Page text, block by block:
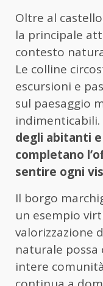
Oltre al
la principale
contesto
Le colline
escursioni e
sul paesaggio
indimenticabili.
degli abitanti
completano
sentire ogni
Il borgo
un esempio
valorizzazione
naturale
intere